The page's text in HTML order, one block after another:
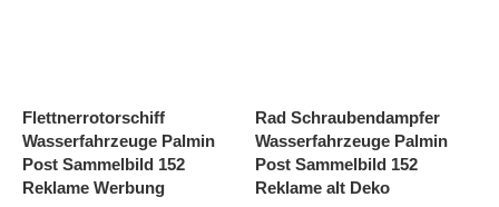
Flettnerrotorschiff
Wasserfahrzeuge Palmin
Post Sammelbild 152
Reklame Werbung
Rad Schraubendampfer
Wasserfahrzeuge Palmin
Post Sammelbild 152
Reklame alt Deko